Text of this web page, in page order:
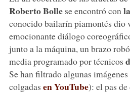
Roberto Bollese encontró con
conocido bailarín piamontés dio
emocionante diálogo
junto a la máquina, un brazo
media programado por técnicos
Se han filtrado algunas
colgadas en YouTube): el pas